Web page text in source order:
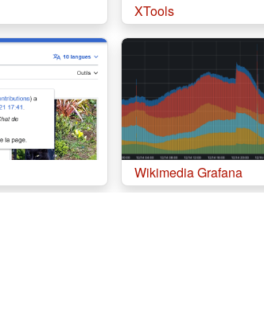
XTools
Wikimedia Grafana